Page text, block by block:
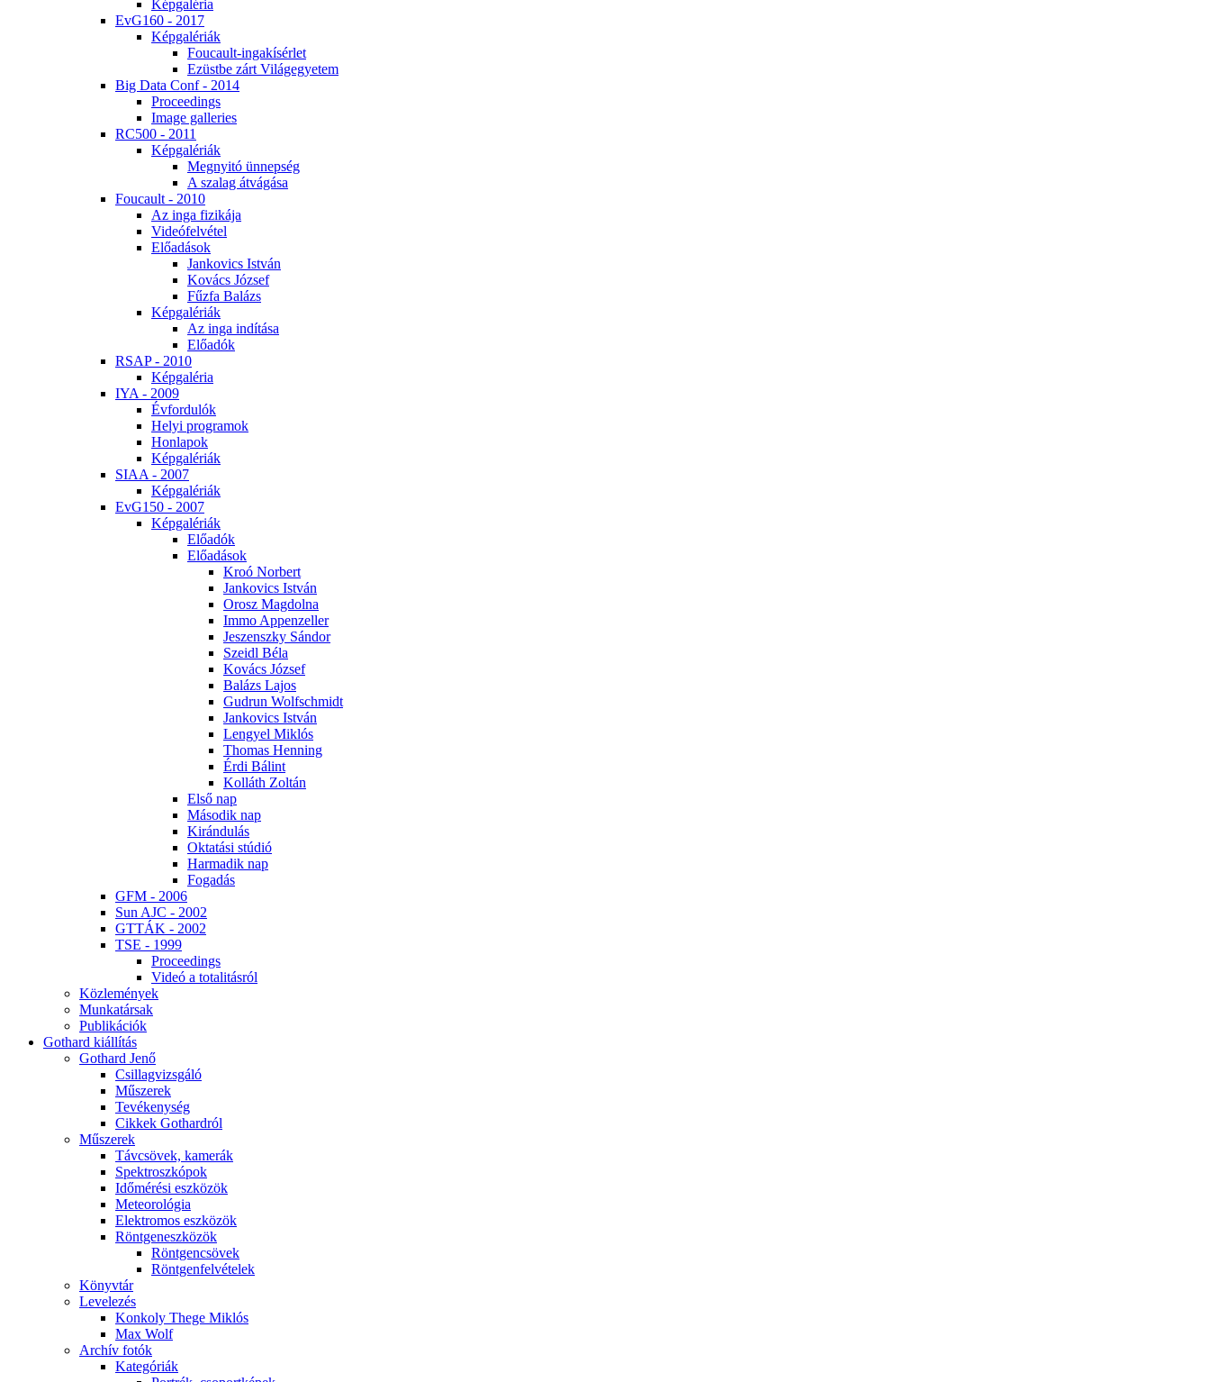
Kép­ga­lé­ria
EvG160 - 2017
Kép­ga­lé­ri­ák
Fo­u­ca­ult-in­ga­kí­sér­let
Ezüst­be zárt Vi­lág­egye­tem
Big Da­ta Conf - 2014
Pro­ce­e­dings
Image gal­le­ri­es
RC500 - 2011
Kép­ga­lé­ri­ák
Meg­nyi­tó ün­nep­ség
A sza­lag át­vá­gá­sa
Fo­u­ca­ult - 2010
Az in­ga fi­zi­ká­ja
Vi­de­ó­fel­vé­tel
Elő­adá­sok
Jan­ko­vics Ist­ván
Ko­vács Jó­zsef
Fűz­fa Ba­lázs
Kép­ga­lé­ri­ák
Az in­ga in­dí­tá­sa
Elő­adók
RSAP - 2010
Kép­ga­lé­ria
IYA - 2009
Év­for­du­lók
He­lyi prog­ra­mok
Hon­la­pok
Kép­ga­lé­ri­ák
SI­AA - 2007
Kép­ga­lé­ri­ák
EvG150 - 2007
Kép­ga­lé­ri­ák
Elő­adók
Elő­adá­sok
Kroó Nor­bert
Jan­ko­vics Ist­ván
Orosz Mag­dol­na
Im­mo Ap­pen­zel­ler
Je­szensz­ky Sán­dor
Szeidl Bé­la
Ko­vács Jó­zsef
Ba­lázs La­jos
Gud­run Wolfsch­midt
Jan­ko­vics Ist­ván
Len­gyel Mik­lós
Tho­mas Hen­ning
Ér­di Bá­lint
Kol­láth Zol­tán
El­ső nap
Má­so­dik nap
Ki­rán­du­lás
Ok­ta­tá­si stú­dió
Har­ma­dik nap
Fo­ga­dás
GFM - 2006
Sun AJC - 2002
GT­TÁK - 2002
TSE - 1999
Pro­ce­e­dings
Vi­deó a to­ta­li­tás­ról
Köz­le­mé­nyek
Mun­ka­tár­sak
Pub­li­ká­ci­ók
Got­hard ki­ál­lí­tás
Got­hard Je­nő
Csil­lag­vizs­gá­ló
Mű­sze­rek
Te­vé­keny­ség
Cik­kek Got­hard­ról
Mű­sze­rek
Táv­csö­vek, ka­me­rák
Spekt­rosz­kó­pok
Idő­mé­ré­si esz­kö­zök
Me­te­o­ro­ló­gia
Elekt­ro­mos esz­kö­zök
Rönt­gen­esz­kö­zök
Rönt­gen­csö­vek
Rönt­gen­fel­vé­te­lek
Könyv­tár
Le­ve­le­zés
Kon­koly The­ge Mik­lós
Max Wolf
Ar­chív fo­tók
Ka­te­gó­ri­ák